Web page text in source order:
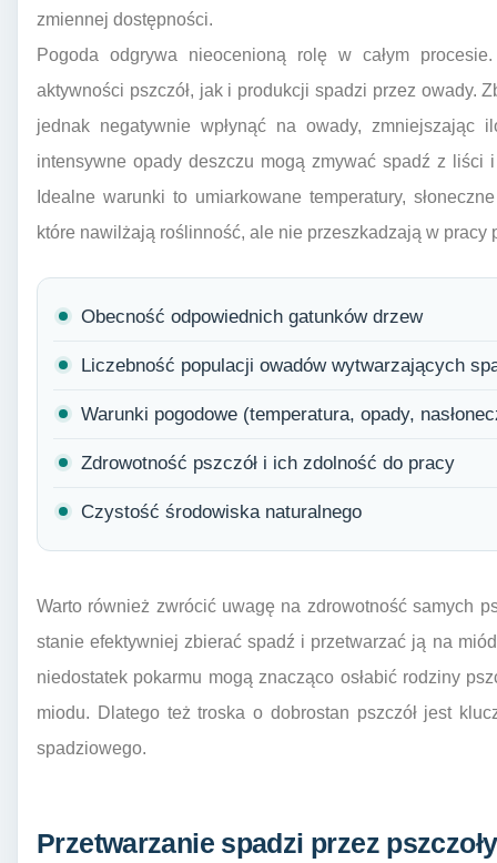
zmiennej dostępności.
Pogoda odgrywa nieocenioną rolę w całym
aktywności pszczół, jak i produkcji spadzi przez owady.
jednak negatywnie wpłynąć na owady,
intensywne opady deszczu mogą zmywać spadź z liści
Idealne warunki to umiarkowane temperatury,
które nawilżają roślinność, ale nie przeszkadzają w pracy
Obecność odpowiednich gatunków drzew
Liczebność populacji owadów wytwarzających
Warunki pogodowe (temperatura, opady,
Zdrowotność pszczół i ich zdolność do pracy
Czystość środowiska naturalnego
Warto również zwrócić uwagę na zdrowotność samych
stanie efektywniej zbierać spadź i przetwarzać ją na
niedostatek pokarmu mogą znacząco osłabić rodziny
miodu. Dlatego też troska o dobrostan pszczół jest
spadziowego.
Przetwarzanie spadzi przez